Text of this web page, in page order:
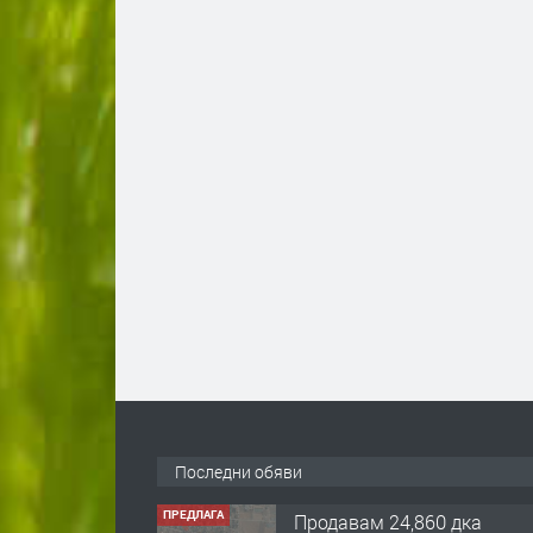
Последни обяви
ПРЕДЛАГА
122 м2- 3 стаен